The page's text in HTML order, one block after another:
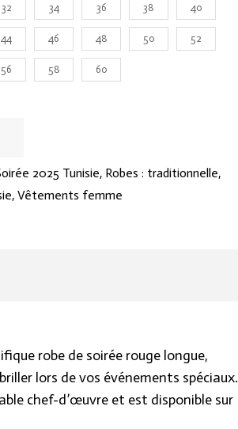
32 34 36 38 40
44 46 48 50 52
56 58 60
2025 Tunisie, Robes : traditionnelle,
, Vêtements femme
robe de soirée rouge longue,
lors de vos événements spéciaux.
chef-d’œuvre et est disponible sur